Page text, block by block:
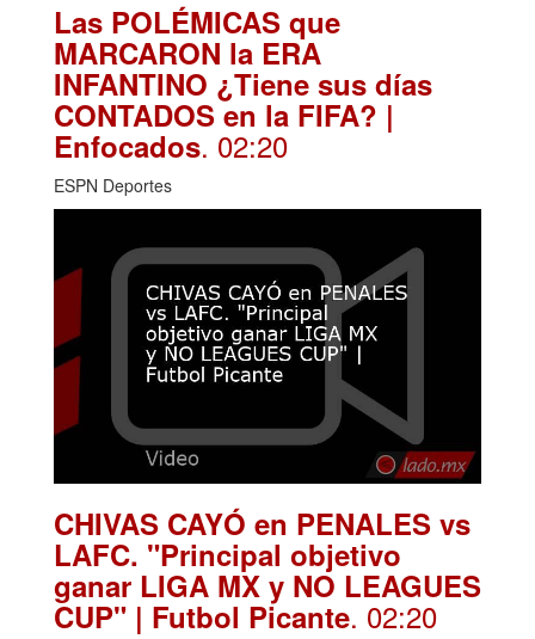
Las POLÉMICAS que
MARCARON la ERA
INFANTINO ¿Tiene sus días
CONTADOS en la FIFA? |
Enfocados. 02:20
ESPN Deportes
CHIVAS CAYÓ en PENALES vs
LAFC. "Principal objetivo
ganar LIGA MX y NO LEAGUES
CUP" | Futbol Picante. 02:20